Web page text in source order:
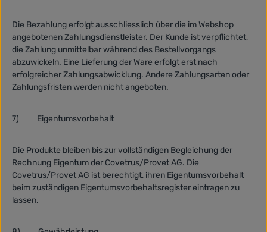
Die Bezahlung erfolgt ausschliesslich über die im Webshop
angebotenen Zahlungsdienstleister. Der Kunde ist verpflichtet,
die Zahlung unmittelbar während des Bestellvorgangs
abzuwickeln. Eine Lieferung der Ware erfolgt erst nach
erfolgreicher Zahlungsabwicklung. Andere Zahlungsarten oder
Zahlungsfristen werden nicht angeboten.
7) Eigentumsvorbehalt
Die Produkte bleiben bis zur vollständigen Begleichung der
Rechnung Eigentum der Covetrus/Provet AG. Die
Covetrus/Provet AG ist berechtigt, ihren Eigentumsvorbehalt
beim zuständigen Eigentumsvorbehaltsregister eintragen zu
lassen.